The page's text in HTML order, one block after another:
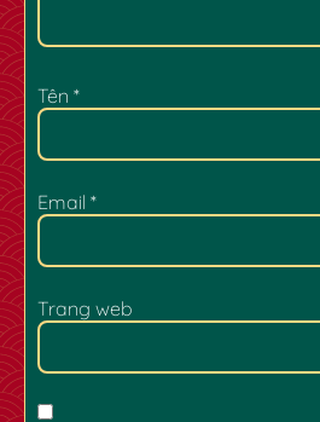
Tên *
Email *
Trang web
✿